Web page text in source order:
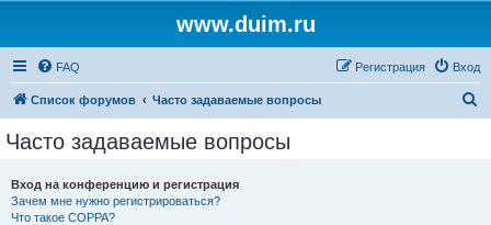
www.duim.ru
FAQ Вход
Регистрация
Список форумов Часто задаваемые вопросы
Часто задаваемые вопросы
Вход на конференцию и регистрация
Зачем мне нужно регистрироваться?
Что такое COPPA?